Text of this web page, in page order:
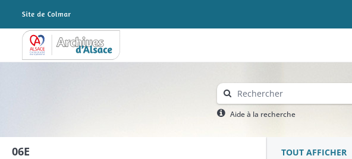
Archives Alsace - Colmar
Aide à la recherche
06E TOUT AFFICHER